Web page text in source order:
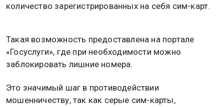
количество зарегистрированных на себя сим-карт.
Такая возможность предоставлена на портале
«Госуслуги», где при необходимости можно
заблокировать лишние номера.
Это значимый шаг в противодействии
мошенничеству, так как серые сим-карты,